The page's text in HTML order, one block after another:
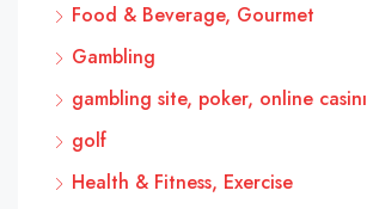
Food & Beverage, Gourmet
Gambling
gambling site, poker, online casinı
golf
Health & Fitness, Exercise